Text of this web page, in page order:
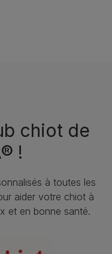
chiot de
!
à toutes les
aider votre chiot à
et en bonne santé.